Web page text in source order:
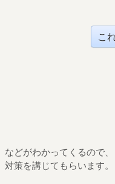
こ
などがわかってくるので、
対策を講じてもらいます。